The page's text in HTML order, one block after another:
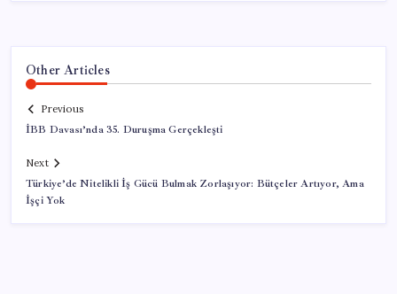
Other Articles
Previous
İBB Davası’nda 35. Duruşma Gerçekleşti
Next
Türkiye’de Nitelikli İş Gücü Bulmak Zorlaşıyor: Bütçeler Artıyor, Ama
İşçi Yok